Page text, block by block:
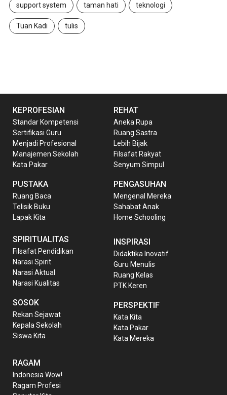
support system taman hati teknologi
Tuan Kadi tulis
KEPROFESIAN
Standar Kompetensi
Sertifikasi Guru
Menjadi Profesional
Manajemen Sekolah
Kata Pakar
PUSTAKA
Ruang Baca
Telisik Buku
Lapak Kita
REHAT
Aneka Rupa
Ruang Sastra
Lebih Bijak
Filsafat Rakyat
Senyum Simpul
PENGASUHAN
Mengenal Mereka
Sahabat Anak
Home Schooling
SPIRITUALITAS
Filsafat Pendidikan
Narasi Spirit
Narasi Aktual
Narasi Kualitas
SOSOK
Rekan Sejawat
Kepala Sekolah
Siswa Kita
INSPIRASI
Didaktika Inovatif
Guru Menulis
Ruang Kelas
PTK Keren
PERSPEKTIF
Kata Kita
Kata Pakar
Kata Mereka
RAGAM
Indonesia Wow!
Ragam Profesi